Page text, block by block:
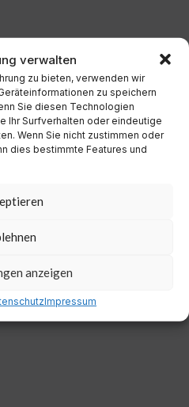
verwalten
zu bieten, verwenden wir
zu speichern
Sie diesen Technologien
Ihr Surfverhalten oder eindeutige
Wenn Sie nicht zustimmen oder
dies bestimmte Features und
anzeigen
Impressum